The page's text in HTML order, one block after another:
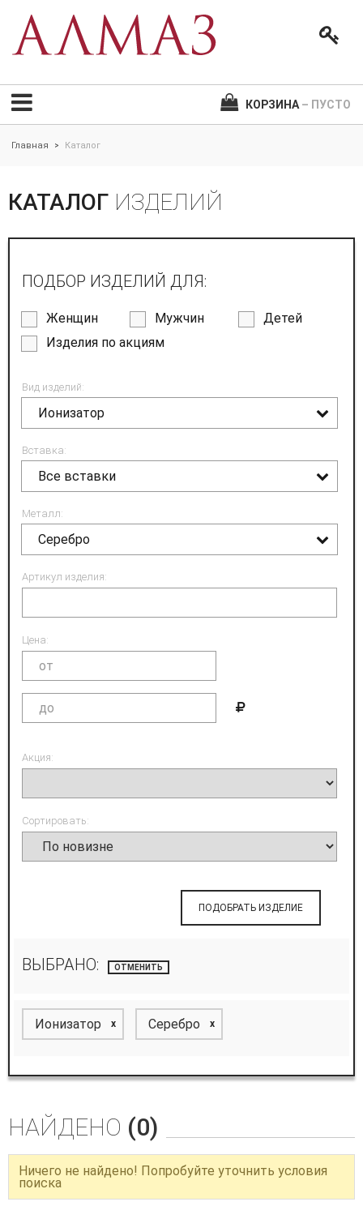
КОРЗИНА – ПУСТО
Главная > Каталог
КАТАЛОГ ИЗДЕЛИЙ
ПОДБОР ИЗДЕЛИЙ ДЛЯ:
Женщин Мужчин
Детей
Изделия по акциям
Вид изделий:
Ионизатор
Вставка:
Все вставки
Металл:
Серебро
Артикул изделия:
Цена:
Акция:
Сортировать:
ПОДОБРАТЬ ИЗДЕЛИЕ
ВЫБРАНО: ОТМЕНИТЬ
Ионизатор x Серебро x
НАЙДЕНО (0)
Ничего не найдено! Попробуйте уточнить условия
поиска